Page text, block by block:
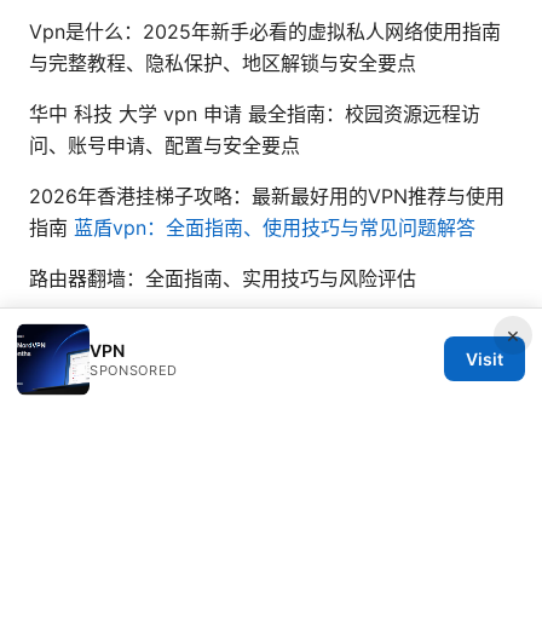
Vpn是什么：2025年新手必看的虚拟私人网络使用指南
与完整教程、隐私保护、地区解锁与安全要点
华中 科技 大学 vpn 申请 最全指南：校园资源远程访
问、账号申请、配置与安全要点
2026年香港挂梯子攻略：最新最好用的VPN推荐与使用
指南 蓝盾vpn：全面指南、使用技巧与常见问题解答
路由器翻墙：全面指南、实用技巧与风险评估
×
VPN
SPONSORED
Visit